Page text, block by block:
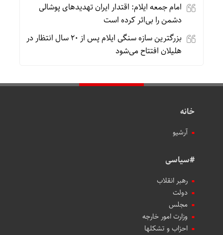
امام جمعه ایلام: اقتدار ایران تهدیدهای پوشالی
دشمن را بی‌اثر کرده است
بزرگترین سازه سنگی ایلام پس از ۲۰ سال انتظار در
هلیلان افتتاح می‌شود
خانه
آرشیو
#سیاسی
رهبر انقلاب
دولت
مجلس
وزارت امور خارجه
احزاب و تشکلها